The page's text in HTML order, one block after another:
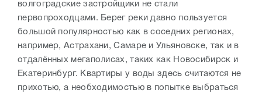
волгоградские застройщики не стали
первопроходцами. Берег реки давно пользуется
большой популярностью как в соседних регионах,
например, Астрахани, Самаре и Ульяновске, так и в
отдалённых мегаполисах, таких как Новосибирск и
Екатеринбург. Квартиры у воды здесь считаются не
прихотью, а необходимостью в попытке выбраться